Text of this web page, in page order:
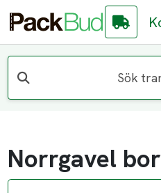
Sök
Norrgavel